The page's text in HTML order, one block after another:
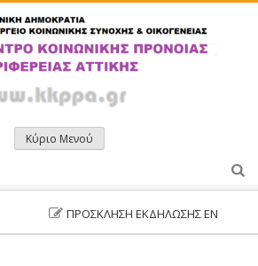
Κύριο Μενού
ΠΡΌΣΚΛΗΣΗ ΕΚΔΉΛΩΣΗΣ